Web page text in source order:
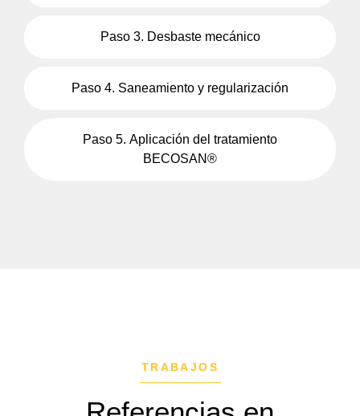
Paso 3. Desbaste mecánico
Paso 4. Saneamiento y regularización
Paso 5. Aplicación del tratamiento
BECOSAN®
TRABAJOS